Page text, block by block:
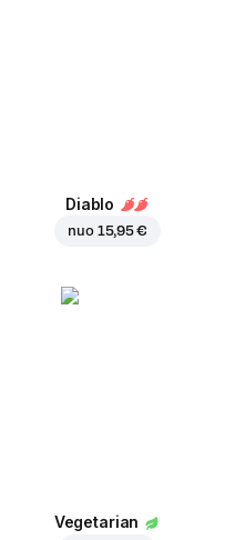
Diablo
nuo 15,95 €
Vegetarian